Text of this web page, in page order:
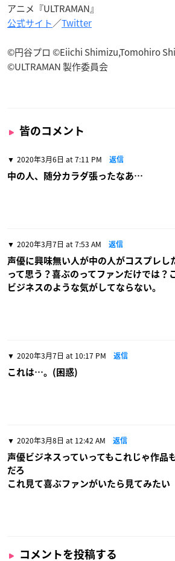
アニメ『ULTRAMAN』
公式サイト／Twitter
©円谷プロ ©Eiichi Shimizu,Tomohiro
©ULTRAMAN 製作委員会
皆のコメント
2020年3月6日 at 7:11 PM 返信
中の人、随分カラダ張ったなあ…
2020年3月7日 at 7:53 AM 返信
声優に興味無い人が中の人がコスプレし
って思う？喜ぶのってファンだけでは？
ビジネスのような気がしてならない。
2020年3月7日 at 10:17 PM 返信
これは…。(困惑)
2020年3月8日 at 12:42 AM 返信
声優ビジネスっていってもこれじゃ作品
だろ
これ見て喜ぶファンがいたら見てみたい
コメントを投稿する